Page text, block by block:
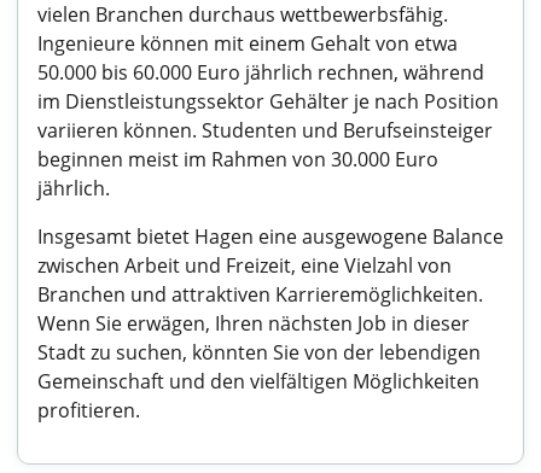
vielen Branchen durchaus wettbewerbsfähig.
Ingenieure können mit einem Gehalt von etwa
50.000 bis 60.000 Euro jährlich rechnen, während
im Dienstleistungssektor Gehälter je nach Position
variieren können. Studenten und Berufseinsteiger
beginnen meist im Rahmen von 30.000 Euro
jährlich.
Insgesamt bietet Hagen eine ausgewogene Balance
zwischen Arbeit und Freizeit, eine Vielzahl von
Branchen und attraktiven Karrieremöglichkeiten.
Wenn Sie erwägen, Ihren nächsten Job in dieser
Stadt zu suchen, könnten Sie von der lebendigen
Gemeinschaft und den vielfältigen Möglichkeiten
profitieren.